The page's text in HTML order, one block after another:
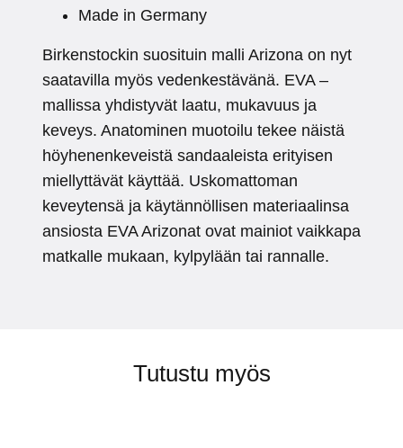
Made in Germany
Birkenstockin suosituin malli Arizona on nyt
saatavilla myös vedenkestävänä. EVA –
mallissa yhdistyvät laatu, mukavuus ja
keveys. Anatominen muotoilu tekee näistä
höyhenenkeveistä sandaaleista erityisen
miellyttävät käyttää. Uskomattoman
keveytensä ja käytännöllisen materiaalinsa
ansiosta EVA Arizonat ovat mainiot vaikkapa
matkalle mukaan, kylpylään tai rannalle.
Tutustu myös